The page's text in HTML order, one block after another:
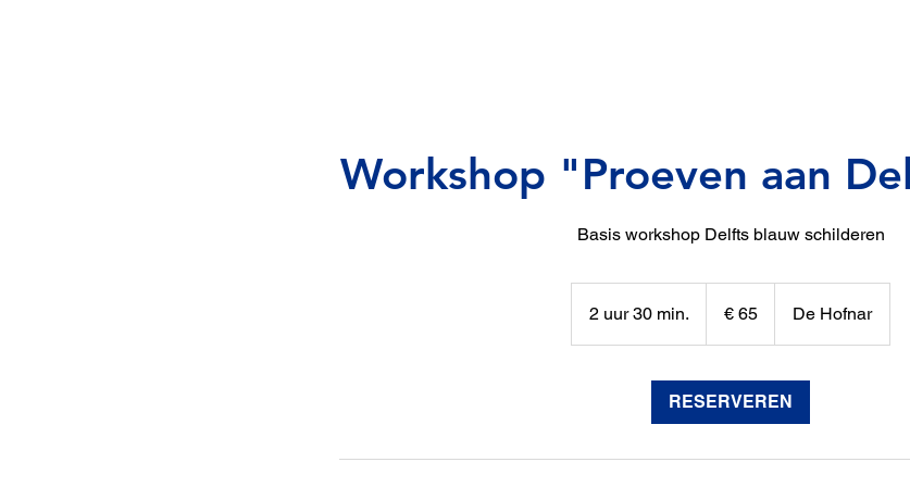
Workshop "Proeven aan
Basis workshop Delfts blauw schilderen
2 uur 30 min.
u
r
€ 65 De Hofnar
RESERVEREN